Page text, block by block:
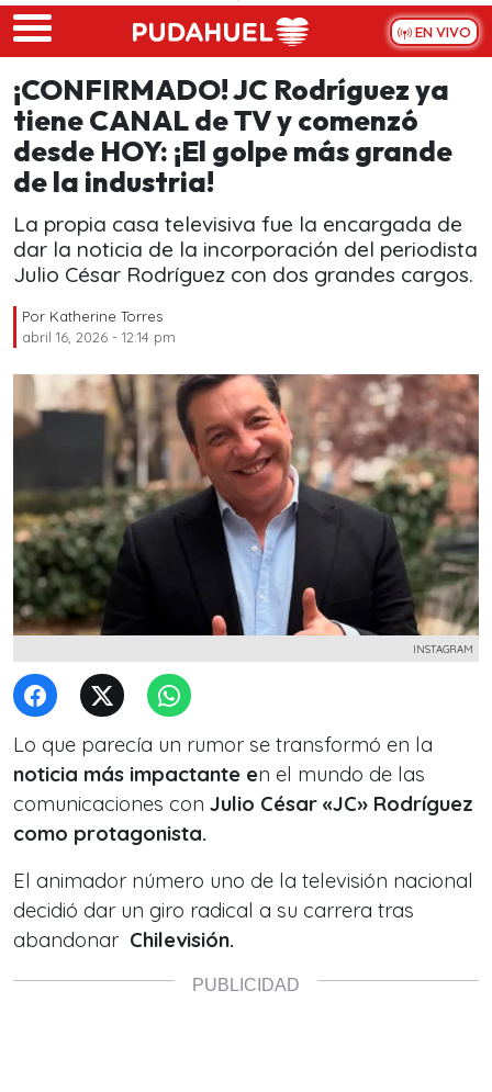
Skip to main content
EN VIVO
¡CONFIRMADO! JC Rodríguez ya
tiene CANAL de TV y comenzó
desde HOY: ¡El golpe más grande
de la industria!
La propia casa televisiva fue la encargada de
dar la noticia de la incorporación del periodista
Julio César Rodríguez con dos grandes cargos.
Por Katherine Torres
abril 16, 2026 - 12:14 pm
INSTAGRAM
Lo que parecía un rumor se transformó en la
noticia más impactante en el mundo de las
comunicaciones con Julio César «JC» Rodríguez
como protagonista.
El animador número uno de la televisión nacional
decidió dar un giro radical a su carrera tras
abandonar Chilevisión.